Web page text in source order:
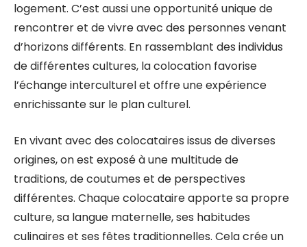
logement. C’est aussi une opportunité unique de
rencontrer et de vivre avec des personnes venant
d’horizons différents. En rassemblant des individus
de différentes cultures, la colocation favorise
l’échange interculturel et offre une expérience
enrichissante sur le plan culturel.
En vivant avec des colocataires issus de diverses
origines, on est exposé à une multitude de
traditions, de coutumes et de perspectives
différentes. Chaque colocataire apporte sa propre
culture, sa langue maternelle, ses habitudes
culinaires et ses fêtes traditionnelles. Cela crée un